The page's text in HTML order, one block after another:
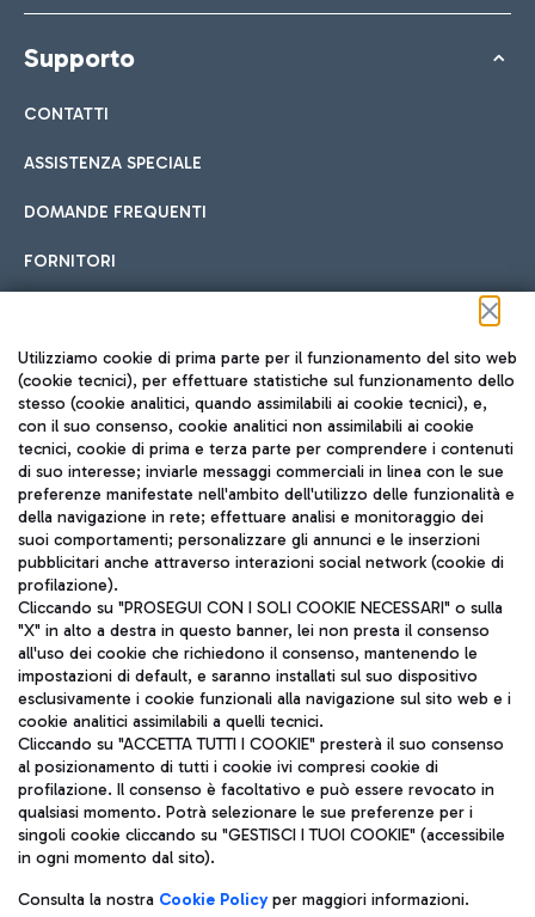
Supporto
CONTATTI
ASSISTENZA SPECIALE
DOMANDE FREQUENTI
FORNITORI
Seguici sui social
TRAVEL JOURNAL
ITA
Aeroporti di Roma S.p.A. - Società soggetta a direzione e
coordinamento di Mundys S.p.A.
Codice fiscale e Registro delle Imprese di Roma 13032990155 P.
IVA 06572251004
Capitale sociale 62.224.743,00 int. vers.
Sede legale: Via Pier Paolo Racchetti 1 - 00054 Fiumicino (RM)
telefono +39 06 65951
Privacy policy
Note legali
Utilizziamo cookie di prima parte per il funzionamento del sito web
(cookie tecnici), per effettuare statistiche sul funzionamento dello
stesso (cookie analitici, quando assimilabili ai cookie tecnici), e,
con il suo consenso, cookie analitici non assimilabili ai cookie
tecnici, cookie di prima e terza parte per comprendere i contenuti
di suo interesse; inviarle messaggi commerciali in linea con le sue
preferenze manifestate nell'ambito dell'utilizzo delle funzionalità e
della navigazione in rete; effettuare analisi e monitoraggio dei
suoi comportamenti; personalizzare gli annunci e le inserzioni
pubblicitari anche attraverso interazioni social network (cookie di
profilazione).
Cliccando su "PROSEGUI CON I SOLI COOKIE NECESSARI" o sulla
"X" in alto a destra in questo banner, lei non presta il consenso
all'uso dei cookie che richiedono il consenso, mantenendo le
impostazioni di default, e saranno installati sul suo dispositivo
esclusivamente i cookie funzionali alla navigazione sul sito web e i
cookie analitici assimilabili a quelli tecnici.
Cliccando su "ACCETTA TUTTI I COOKIE" presterà il suo consenso
al posizionamento di tutti i cookie ivi compresi cookie di
profilazione. Il consenso è facoltativo e può essere revocato in
qualsiasi momento. Potrà selezionare le sue preferenze per i
singoli cookie cliccando su "GESTISCI I TUOI COOKIE" (accessibile
in ogni momento dal sito).
Consulta la nostra Cookie Policyper maggiori informazioni.